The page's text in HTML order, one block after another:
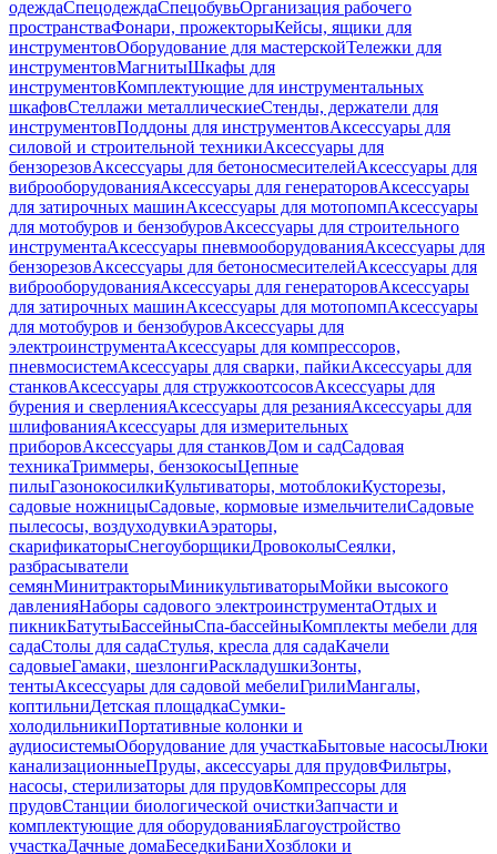
одеждаСпецодеждаСпецобувьОрганизация рабочего
пространстваФонари, прожекторыКейсы, ящики для
инструментовОборудование для мастерскойТележки для
инструментовМагнитыШкафы для
инструментовКомплектующие для инструментальных
шкафовСтеллажи металлическиеСтенды, держатели для
инструментовПоддоны для инструментовАксессуары для
силовой и строительной техникиАксессуары для
бензорезовАксессуары для бетоносмесителейАксессуары для
виброоборудованияАксессуары для генераторовАксессуары
для затирочных машинАксессуары для мотопомпАксессуары
для мотобуров и бензобуровАксессуары для строительного
инструментаАксессуары пневмооборудованияАксессуары для
бензорезовАксессуары для бетоносмесителейАксессуары для
виброоборудованияАксессуары для генераторовАксессуары
для затирочных машинАксессуары для мотопомпАксессуары
для мотобуров и бензобуровАксессуары для
электроинструментаАксессуары для компрессоров,
пневмосистемАксессуары для сварки, пайкиАксессуары для
станковАксессуары для стружкоотсосовАксессуары для
бурения и сверленияАксессуары для резанияАксессуары для
шлифованияАксессуары для измерительных
приборовАксессуары для станковДом и садСадовая
техникаТриммеры, бензокосыЦепные
пилыГазонокосилкиКультиваторы, мотоблокиКусторезы,
садовые ножницыСадовые, кормовые измельчителиСадовые
пылесосы, воздуходувкиАэраторы,
скарификаторыСнегоуборщикиДровоколыСеялки,
разбрасыватели
семянМинитракторыМиникультиваторыМойки высокого
давленияНаборы садового электроинструментаОтдых и
пикникБатутыБассейныСпа-бассейныКомплекты мебели для
садаСтолы для садаСтулья, кресла для садаКачели
садовыеГамаки, шезлонгиРаскладушкиЗонты,
тентыАксессуары для садовой мебелиГрилиМангалы,
коптильниДетская площадкаСумки-
холодильникиПортативные колонки и
аудиосистемыОборудование для участкаБытовые насосыЛюки
канализационныеПруды, аксессуары для прудовФильтры,
насосы, стерилизаторы для прудовКомпрессоры для
прудовСтанции биологической очисткиЗапчасти и
комплектующие для оборудованияБлагоустройство
участкаДачные домаБеседкиБаниХозблоки и